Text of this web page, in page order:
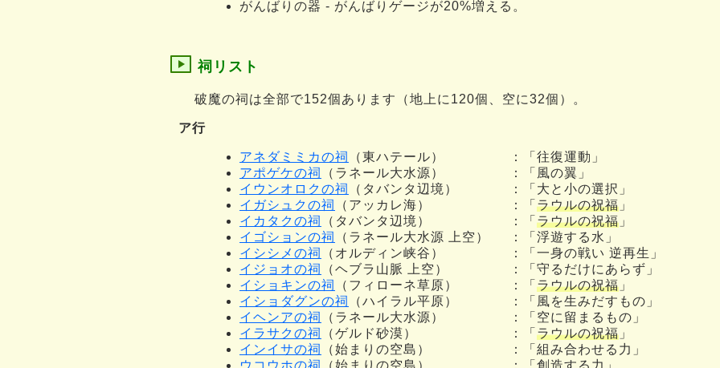
がんばりの器 - がんばりゲージが20%増える。
祠リスト
破魔の祠は全部で152個あります（地上に120個、空に32個）。
ア行
アネダミミカの祠 （東ハテール）
：「往復運動」
アポゲケの祠
（ラネール大水源）
：「風の翼」
イウンオロクの祠
（タバンタ辺境）
：「大と小の選択」
イガシュクの祠
（アッカレ海） ：「 ラウルの祝福 」
イカタクの祠
（タバンタ辺境） ：「 ラウルの祝福 」
イゴションの祠
（ラネール大水源 上空）
：「浮遊する水」
イシシメの祠
（オルディン峡谷）
：「一身の戦い 逆再生」
イジョオの祠
（ヘブラ山脈 上空）
：「守るだけにあらず」
イショキンの祠
（フィローネ草原） ：「 ラウルの祝福 」
イショダグンの祠
（ハイラル平原）
：「風を生みだすもの」
イヘンアの祠
（ラネール大水源）
：「空に留まるもの」
イラサクの祠
（ゲルド砂漠） ：「 ラウルの祝福 」
インイサの祠
（始まりの空島）
：「組み合わせる力」